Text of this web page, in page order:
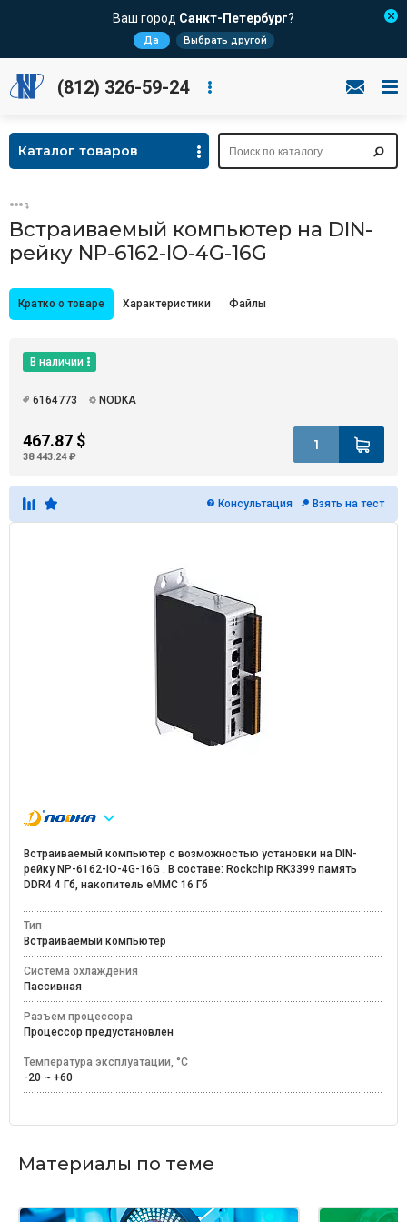
Ваш город Санкт-Петербург?
Да Выбрать другой
(812) 326-59-24
Каталог товаров
Встраиваемый компьютер на DIN-
рейку NP-6162-IO-4G-16G
Кратко о товаре Характеристики Файлы
В наличии
6164773 NODKA
467.87 $
38 443.24 ₽
Консультация Взять на тест
Встраиваемый компьютер с возможностью установки на DIN-
рейку NP-6162-IO-4G-16G . В составе: Rockchip RK3399 память
DDR4 4 Гб, накопитель eMMC 16 Гб
Тип
Встраиваемый компьютер
Система охлаждения
Пассивная
Разъем процессора
Процессор предустановлен
Температура эксплуатации, °C
-20 ~ +60
Материалы по теме